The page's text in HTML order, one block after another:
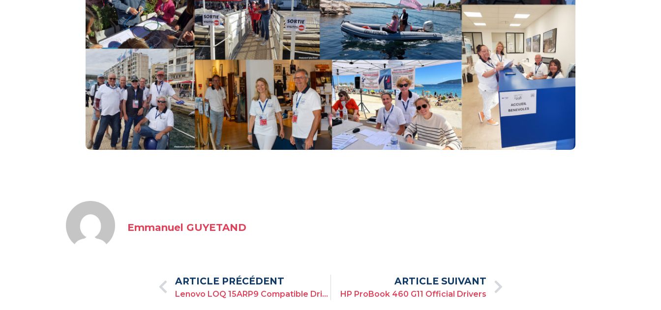
Emmanuel GUYETAND
ARTICLE PRÉCÉDENT
Lenovo LOQ 15ARP9 Compatible Drivers
ARTICLE SUIVANT
HP ProBook 460 G11 Official Drivers